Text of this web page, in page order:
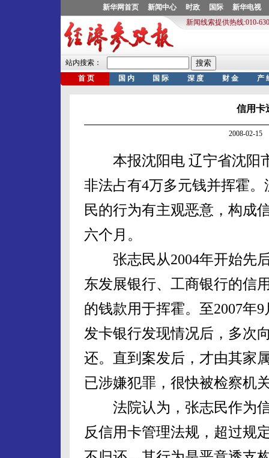
信用卡
2008-02-15
本报沈阳电 辽宁省沈阳
非法占有4万多元钱并挥霍
民的行为有主观恶意，构成
六个月。
张志民从2004年开始先后
东发展银行、工商银行的信
的钱款用于挥霍。至2007年
发卡银行发现情况后，多次
还。直到案发后，才由其家
已涉嫌犯罪，很快被检察机
法院认为，张志民作为信
反信用卡管理法规，超过规